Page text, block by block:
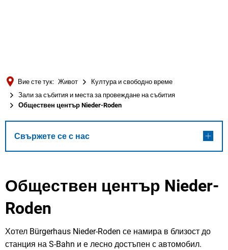
Български
Вие сте тук: Живот
Култура и свободно време
Зали за събития и места за провеждане на събития
Обществен център Nieder-Roden
Свържете се с нас
Обществен център Nieder-
Roden
Хотел Bürgerhaus Nieder-Roden се намира в близост до
станция на S-Bahn и е лесно достъпен с автомобил.